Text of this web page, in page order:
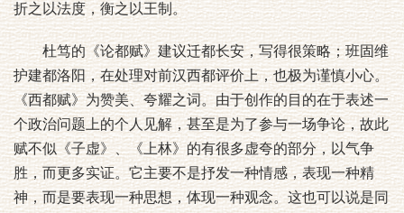
折之以法度，衡之以王制。
杜笃的《论都赋》建议迁都长安，写得很策略；班固维
护建都洛阳，在处理对前汉西都评价上，也极为谨慎小心。
《西都赋》为赞美、夸耀之词。由于创作的目的在于表述一
个政治问题上的个人见解，甚至是为了参与一场争论，故此
赋不似《子虚》、《上林》的有很多虚夸的部分，以气争
胜，而更多实证。它主要不是抒发一种情感，表现一种精
神，而是要表现一种思想，体现一种观念。这也可以说是同